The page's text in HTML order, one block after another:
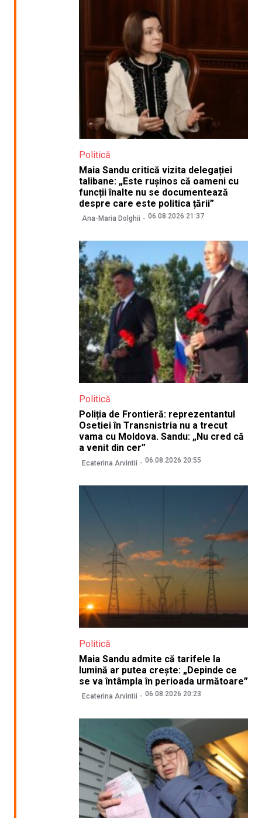
Politică
Maia Sandu critică vizita delegației
talibane: „Este rușinos că oameni cu
funcții înalte nu se documentează
despre care este politica țării”
Ana-Maria Dolghii 06.08.2026 21:37
Politică
Poliția de Frontieră: reprezentantul
Osetiei în Transnistria nu a trecut
vama cu Moldova. Sandu: „Nu cred că
a venit din cer”
Ecaterina Arvintii 06.08.2026 20:55
Politică
Maia Sandu admite că tarifele la
lumină ar putea crește: „Depinde ce
se va întâmpla în perioada următoare”
Ecaterina Arvintii 06.08.2026 20:23